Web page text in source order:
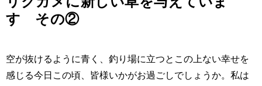
す その②
空が抜けるように青く、釣り場に立つとこの上ない幸せを
感じる今日この頃、皆様いかがお過ごしでしょうか。私は